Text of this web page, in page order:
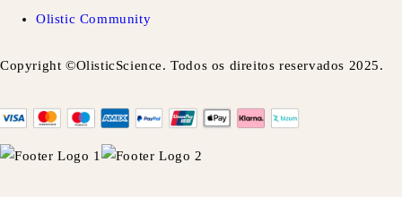
Olistic Community
Copyright ©OlisticScience. Todos os direitos reservados 2025.